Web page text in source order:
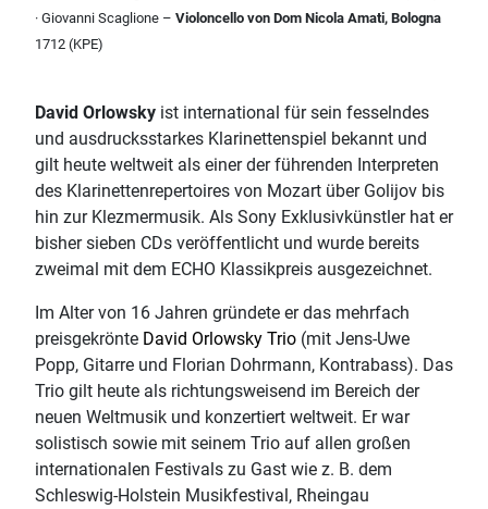
· Giovanni Scaglione – Violoncello von Dom Nicola Amati, Bologna
1712 (KPE)
David Orlowsky ist international für sein fesselndes
und ausdrucksstarkes Klarinettenspiel bekannt und
gilt heute weltweit als einer der führenden Interpreten
des Klarinettenrepertoires von Mozart über Golijov bis
hin zur Klezmermusik. Als Sony Exklusivkünstler hat er
bisher sieben CDs veröffentlicht und wurde bereits
zweimal mit dem ECHO Klassikpreis ausgezeichnet.
Im Alter von 16 Jahren gründete er das mehrfach
preisgekrönte David Orlowsky Trio (mit Jens-Uwe
Popp, Gitarre und Florian Dohrmann, Kontrabass). Das
Trio gilt heute als richtungsweisend im Bereich der
neuen Weltmusik und konzertiert weltweit. Er war
solistisch sowie mit seinem Trio auf allen großen
internationalen Festivals zu Gast wie z. B. dem
Schleswig-Holstein Musikfestival, Rheingau